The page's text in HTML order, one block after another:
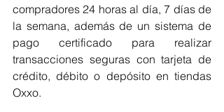
compradores 24 horas al día, 7 días de
la semana, además de un sistema de
pago certificado para realizar
transacciones seguras con tarjeta de
crédito, débito o depósito en tiendas
Oxxo.